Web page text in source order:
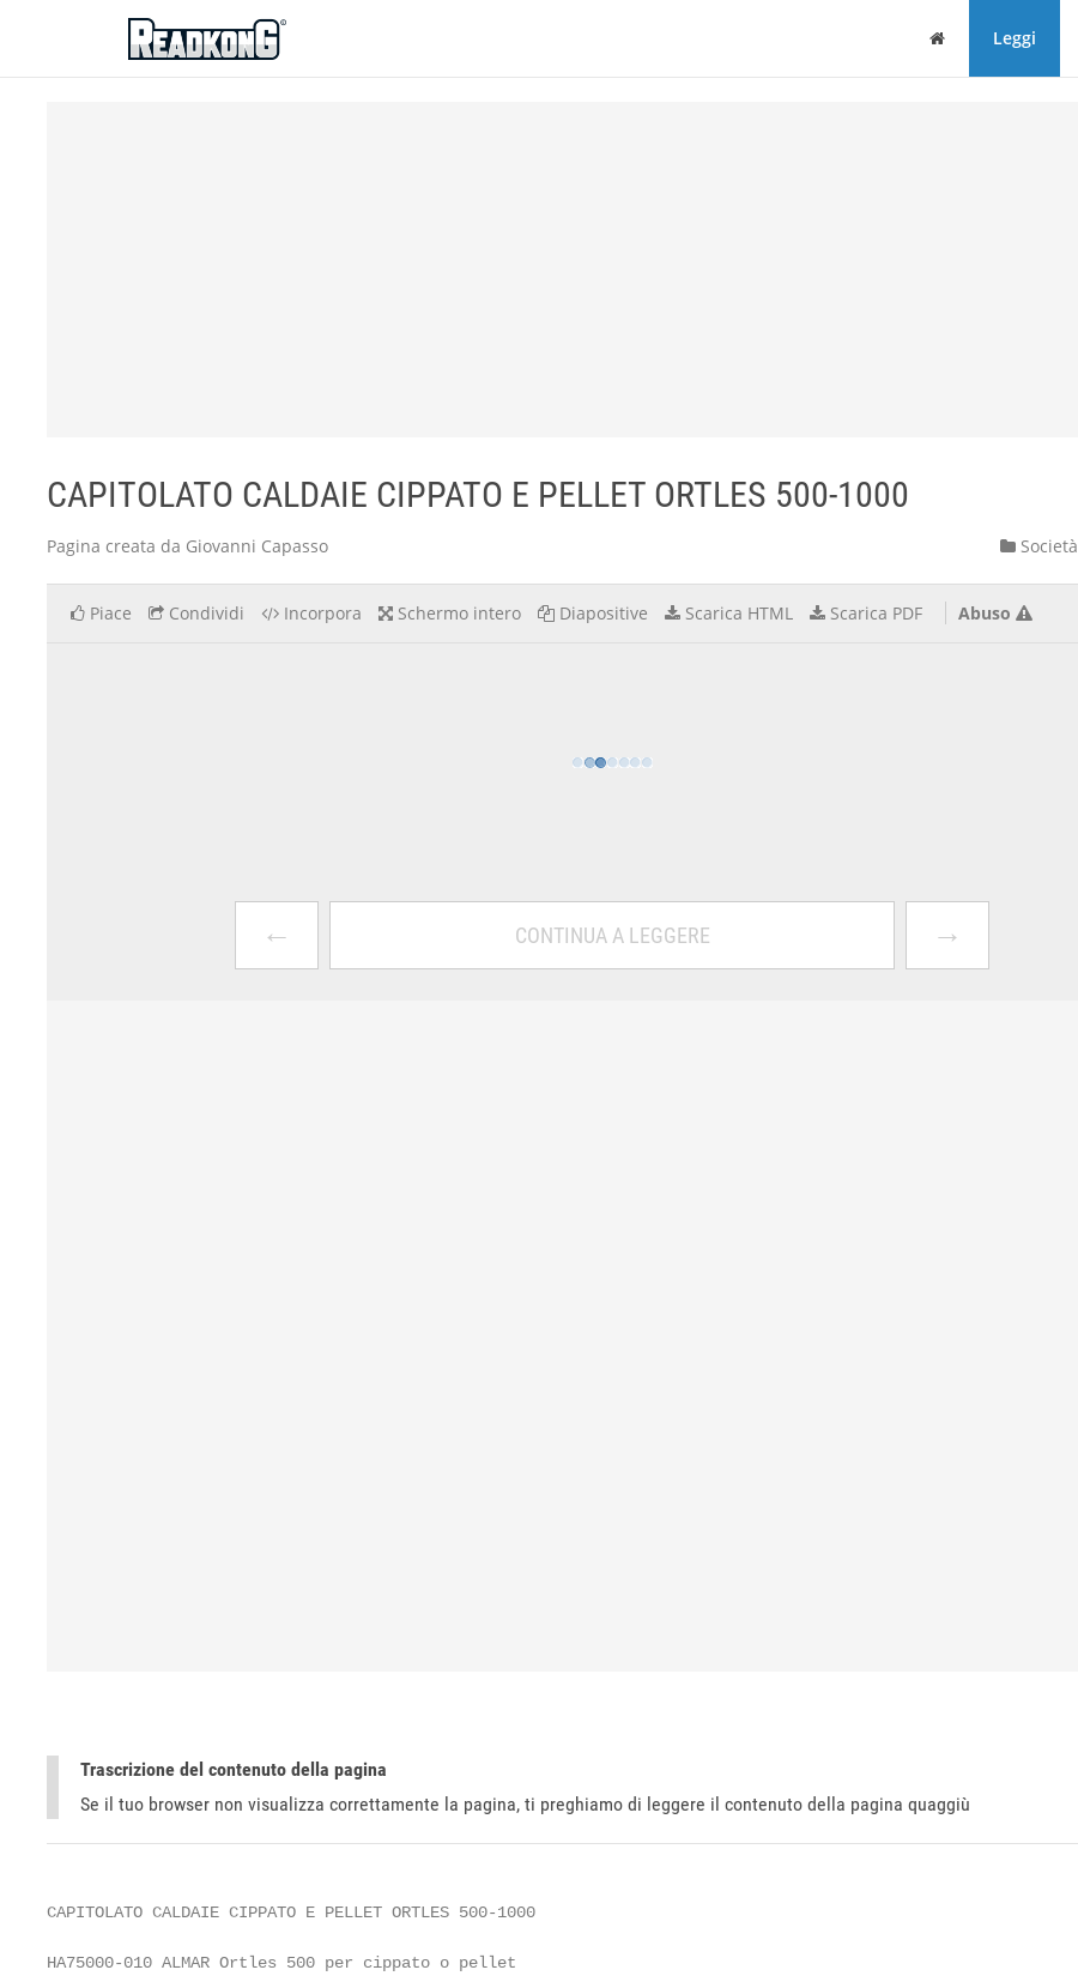
ReadkonG
Home Leggi
CAPITOLATO CALDAIE CIPPATO E PELLET ORTLES 500-1000
Pagina creata da Giovanni Capasso Società
Piace Condividi Incorpora Schermo intero Diapositive Scarica HTML Scarica PDF Abuso
← CONTINUA A LEGGERE →
Trascrizione del contenuto della pagina
Se il tuo browser non visualizza correttamente la pagina, ti preghiamo di leggere il contenuto della pagina quaggiù
CAPITOLATO CALDAIE CIPPATO E PELLET ORTLES 500-1000
HA75000-010 ALMAR Ortles 500 per cippato o pellet